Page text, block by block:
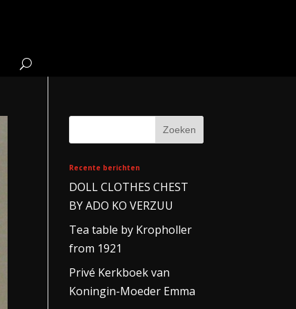
Recente berichten
DOLL CLOTHES CHEST
BY ADO KO VERZUU
Tea table by Kropholler
from 1921
Privé Kerkboek van
Koningin-Moeder Emma